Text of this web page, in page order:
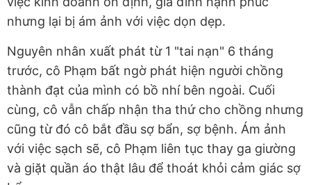
nhưng lại bị ám ảnh với việc dọn dẹp.
Nguyên nhân xuất phát từ 1 "tai nạn" 6 tháng
trước, cô Phạm bất ngờ phát hiện người chồng
thành đạt của mình có bồ nhí bên ngoài. Cuối
cùng, cô vẫn chấp nhận tha thứ cho chồng nhưng
cũng từ đó cô bắt đầu sợ bẩn, sợ bệnh. Ám ảnh
với việc sạch sẽ, cô Phạm liên tục thay ga giường
và giặt quần áo thật lâu để thoát khỏi cảm giác sợ